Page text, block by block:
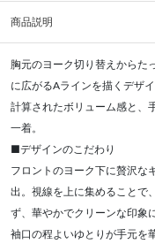
商品説明
胸元のヨーク切り替えからた
に広がるAラインを描くデザイ
計算されたボリューム感と、
一着。
■デザインのこだわり
フロントのヨーク下に贅沢な
出。視線を上に集めることで
ず、華やかでクリーンな印象
袖口の程よいゆとりが手元を